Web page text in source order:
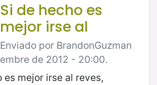
Si de hecho es
mejor irse al
Enviado por BrandonGuzman
de 2012 - 20:00.
es mejor irse al reves,